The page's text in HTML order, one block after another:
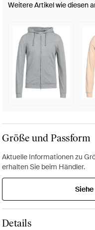
Weitere Artikel wie diesen
Größe und Passform
Aktuelle Informationen zu
erhalten Sie beim Händler.
Details